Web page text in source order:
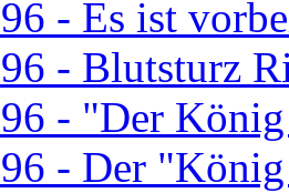
- Es ist
- Blutsturz
- "Der
- Der